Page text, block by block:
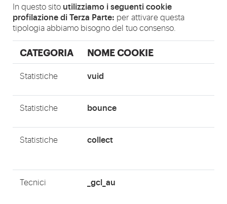
In questo sito utilizziamo i seguenti cookie
profilazione di Terza Parte: per attivare questa
tipologia abbiamo bisogno del tuo consenso.
CATEGORIA NOME COOKIE
Statistiche vuid
Statistiche bounce
Statistiche collect
Tecnici _gcl_au